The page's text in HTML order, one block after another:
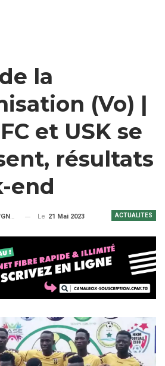
la
(Vo) |
et USK se
résultats
end
ACTUALITES
Le 21 Mai 2023